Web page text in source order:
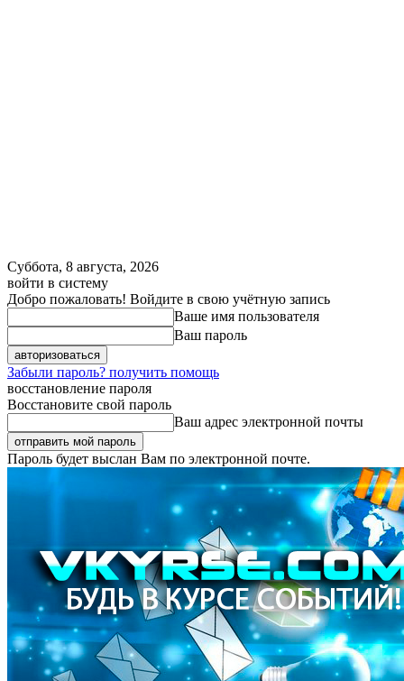
Суббота, 8 августа, 2026
войти в систему
Добро пожаловать! Войдите в свою учётную запись
Ваше имя пользователя
Ваш пароль
Забыли пароль? получить помощь
восстановление пароля
Восстановите свой пароль
Ваш адрес электронной почты
Пароль будет выслан Вам по электронной почте.